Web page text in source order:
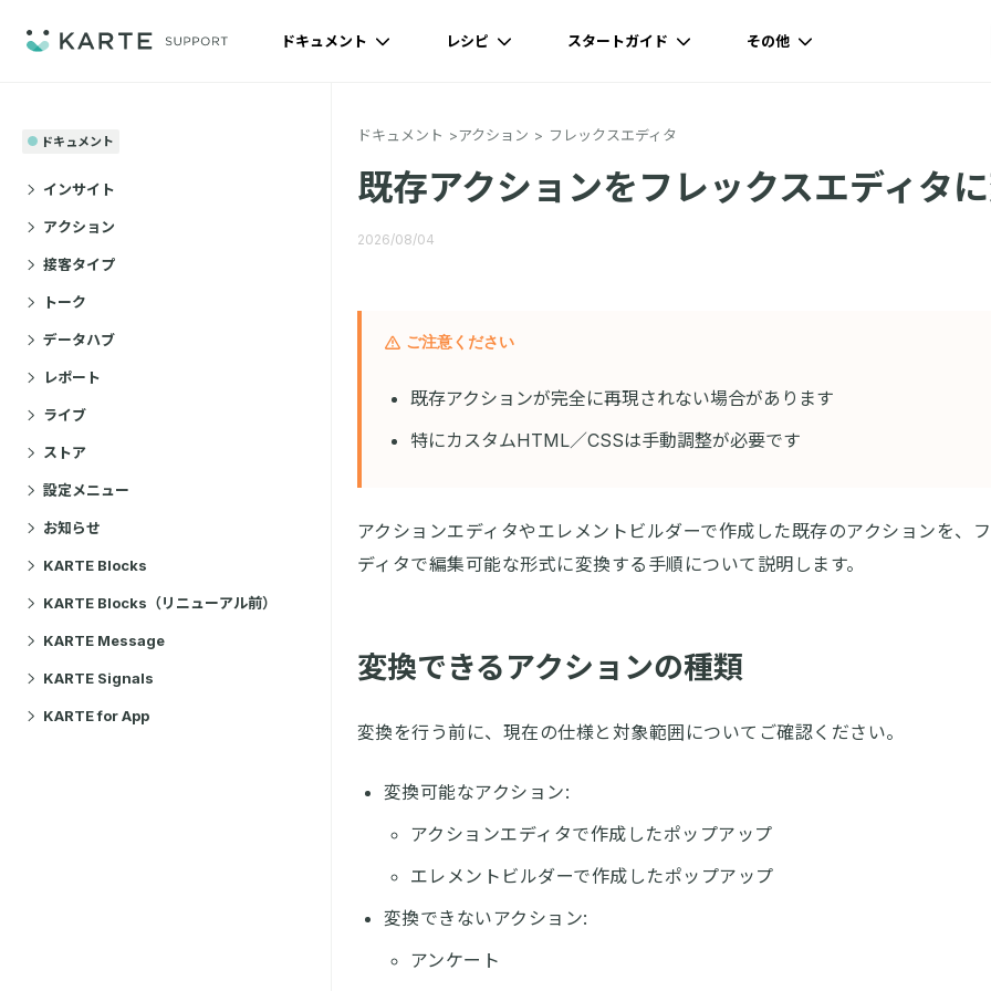
ドキュメント レシピ スタートガイド その他
ドキュメント
インサイト
アクション
接客タイプ
トーク
データハブ
レポート
ライブ
ストア
設定メニュー
お知らせ
KARTE Blocks
KARTE Blocks（リニューアル前）
KARTE Message
KARTE Signals
KARTE for App
ドキュメント アクション フレックスエディタ
既存アクションをフレックスエディタ
2026/08/04
ご注意ください
既存アクションが完全に再現されない場合があります
特にカスタムHTML／CSSは手動調整が必要です
アクションエディタやエレメントビルダーで作成した既存のアクションを、
ディタで編集可能な形式に変換する手順について説明します。
変換できるアクションの種類
変換を行う前に、現在の仕様と対象範囲についてご確認ください。
変換可能なアクション:
アクションエディタで作成したポップアップ
エレメントビルダーで作成したポップアップ
変換できないアクション:
アンケート